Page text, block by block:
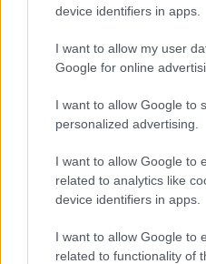
device identifiers in apps.
I want to allow my user
Google for online
I want to allow Google to
personalized advertising.
I want to allow Google to
related to analytics like
device identifiers in apps.
I want to allow Google to
related to functionality of
A lélegeztetőgépen lévők
mal nőtt, azaz napi 11-
ellaposodott. Ez akár
műtétek két héttel
hatására vélhetően
vonal”, nagyobb
ellátásban jártas orvosok
munkában és ez
esetleg ez csökkenthette
számát. Sajnos ezt